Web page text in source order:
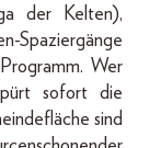
der Kelten),
Spaziergänge
Wer
sofort die
sind